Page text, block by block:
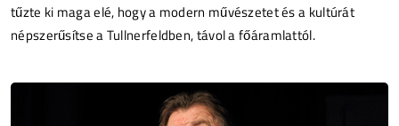
tűzte ki maga elé, hogy a modern művészetet és a kultúrát
népszerűsítse a Tullnerfeldben, távol a főáramlattól.